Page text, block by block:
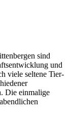
sind
und
viele seltene Tier-
Die einmalige